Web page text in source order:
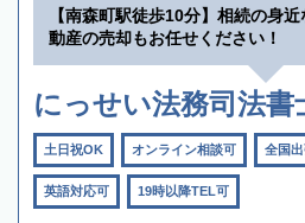
【南森町駅徒歩10分】相続の身
動産の売却もお任せください！
にっせい法務司法書
土日祝OK オンライン相談可 全国
英語対応可 19時以降TEL可